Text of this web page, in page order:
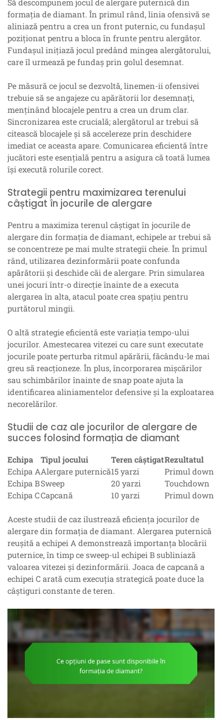
Să descompunem jocul de alergare puternică din
formația de diamant. În primul rând, linia ofensivă se
aliniază pentru a crea un front puternic, cu fundașul
poziționat pentru a bloca în frunte pentru alergător.
Fundașul inițiază jocul predând mingea alergătorului,
care îl urmează pe fundaș prin golul desemnat.
Pe măsură ce jocul se dezvoltă, linemen-ii ofensivei
trebuie să se angajeze cu apărătorii lor desemnați,
menținând blocajele pentru a crea un drum clar.
Sincronizarea este crucială; alergătorul ar trebui să
citească blocajele și să accelereze prin deschidere
imediat ce aceasta apare. Comunicarea eficientă între
jucători este esențială pentru a asigura că toată lumea
își execută rolurile corect.
Strategii pentru maximizarea terenului
câștigat în jocurile de alergare
Pentru a maximiza terenul câștigat în jocurile de
alergare din formația de diamant, echipele ar trebui să
se concentreze pe mai multe strategii cheie. În primul
rând, utilizarea dezinformării poate confunda
apărătorii și deschide căi de alergare. Prin simularea
unei jocuri într-o direcție înainte de a executa
alergarea în alta, atacul poate crea spațiu pentru
purtătorul mingii.
O altă strategie eficientă este variația tempo-ului
jocurilor. Amestecarea vitezei cu care sunt executate
jocurile poate perturba ritmul apărării, făcându-le mai
greu să reacționeze. În plus, încorporarea mișcărilor
sau schimbărilor înainte de snap poate ajuta la
identificarea aliniamentelor defensive și la exploatarea
necorelărilor.
Studii de caz ale jocurilor de alergare de
succes folosind formația de diamant
Echipa Tipul jocului Teren câștigatRezultatul
Echipa AAlergare puternică15 yarzi
Primul down
Echipa BSweep 20 yarzi
Touchdown
Echipa CCapcană 10 yarzi Primul down
Aceste studii de caz ilustrează eficiența jocurilor de
alergare din formația de diamant. Alergarea puternică
reușită a echipei A demonstrează importanța blocării
puternice, în timp ce sweep-ul echipei B subliniază
valoarea vitezei și dezinformării. Joaca de capcană a
echipei C arată cum execuția strategică poate duce la
câștiguri constante de teren.